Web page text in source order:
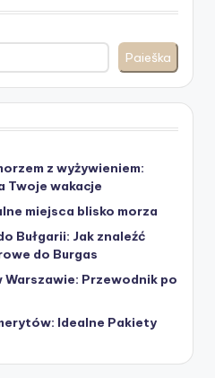
Paieška
z wyżywieniem:
Twoje wakacje
miejsca blisko morza
Bułgarii: Jak znaleźć
do Burgas
Warszawie: Przewodnik po
Idealne Pakiety